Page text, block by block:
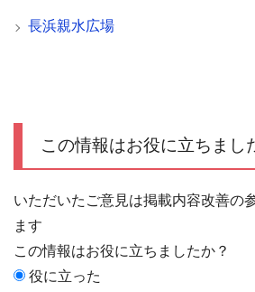
長浜親水広場
この情報はお役に立ちまし
いただいたご意見は掲載内容改善の
ます
この情報はお役に立ちましたか？
役に立った